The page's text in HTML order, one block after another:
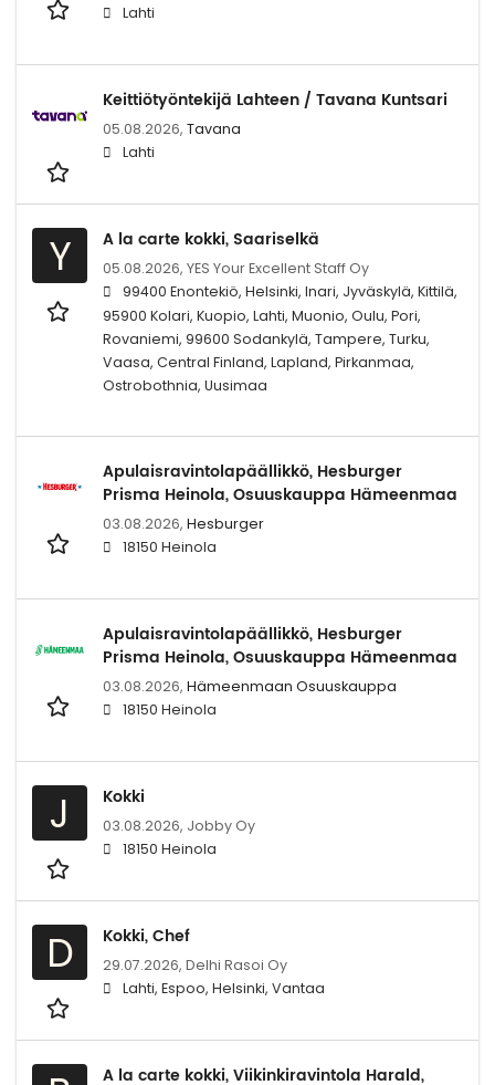
Lahti
Keittiötyöntekijä Lahteen / Tavana Kuntsari
05.08.2026, Tavana
Lahti
Y A la carte kokki, Saariselkä
05.08.2026, YES Your Excellent Staff Oy
99400 Enontekiö, Helsinki, Inari, Jyväskylä, Kittilä,
95900 Kolari, Kuopio, Lahti, Muonio, Oulu, Pori,
Rovaniemi, 99600 Sodankylä, Tampere, Turku,
Vaasa, Central Finland, Lapland, Pirkanmaa,
Ostrobothnia, Uusimaa
Apulaisravintolapäällikkö, Hesburger
Prisma Heinola, Osuuskauppa Hämeenmaa
03.08.2026, Hesburger
18150 Heinola
Apulaisravintolapäällikkö, Hesburger
Prisma Heinola, Osuuskauppa Hämeenmaa
03.08.2026, Hämeenmaan Osuuskauppa
18150 Heinola
J Kokki
03.08.2026, Jobby Oy
18150 Heinola
D Kokki, Chef
29.07.2026, Delhi Rasoi Oy
Lahti, Espoo, Helsinki, Vantaa
A la carte kokki, Viikinkiravintola Harald,